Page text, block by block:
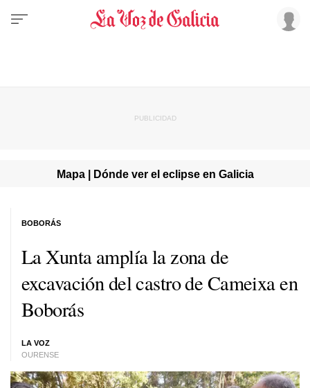
Mapa | Dónde ver el eclipse en Galicia
La Xunta amplía la zona de
excavación del castro de Cameixa en
Boborás
LA VOZ
OURENSE
BOBORÁS